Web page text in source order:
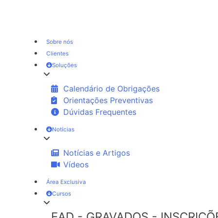
Sobre nós
Clientes
Soluções
Calendário de Obrigações
Orientações Preventivas
Dúvidas Frequentes
Notícias
Notícias e Artigos
Vídeos
Área Exclusiva
Cursos